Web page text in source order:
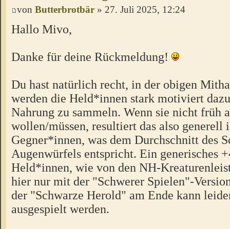
von Butterbrotbär » 27. Juli 2025, 12:24
Hallo Mivo,
Danke für deine Rückmeldung!
Du hast natürlich recht, in der obigen
werden die Held*innen stark motiviert
Nahrung zu sammeln. Wenn sie nicht früh
wollen/müssen, resultiert das also generell
Gegner*innen, was dem Durchschnitt des
Augenwürfels entspricht. Ein generisches
Held*innen, wie von den NH-
hier nur mit der "Schwerer Spielen"-
der "Schwarze Herold" am Ende kann
ausgespielt werden.